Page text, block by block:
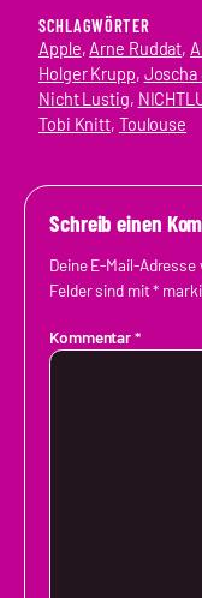
SCHLAGWÖRTER
Apple, Arne Ruddat,
Holger Krupp, Joscha
Nicht Lustig,
Tobi Knitt, Toulouse
Schreib einen
Deine E-Mail-
Felder sind mit*
Kommentar*